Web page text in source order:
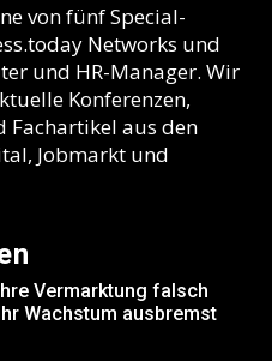
von fünf Special-
Networks und
und HR-Manager. Wir
Konferenzen,
Fachartikel aus den
Jobmarkt und
Vermarktung falsch
Wachstum ausbremst